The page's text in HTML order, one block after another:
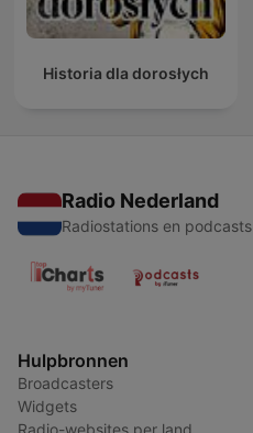
Historia dla dorosłych
Radio Nederland
Radiostations en podcasts
Hulpbronnen
Broadcasters
Widgets